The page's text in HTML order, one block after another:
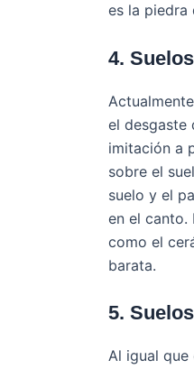
es la piedra
4.
el desgaste
imitación a
sobre el
suelo y el
en el canto.
como el
barata.
5.
Al igual que